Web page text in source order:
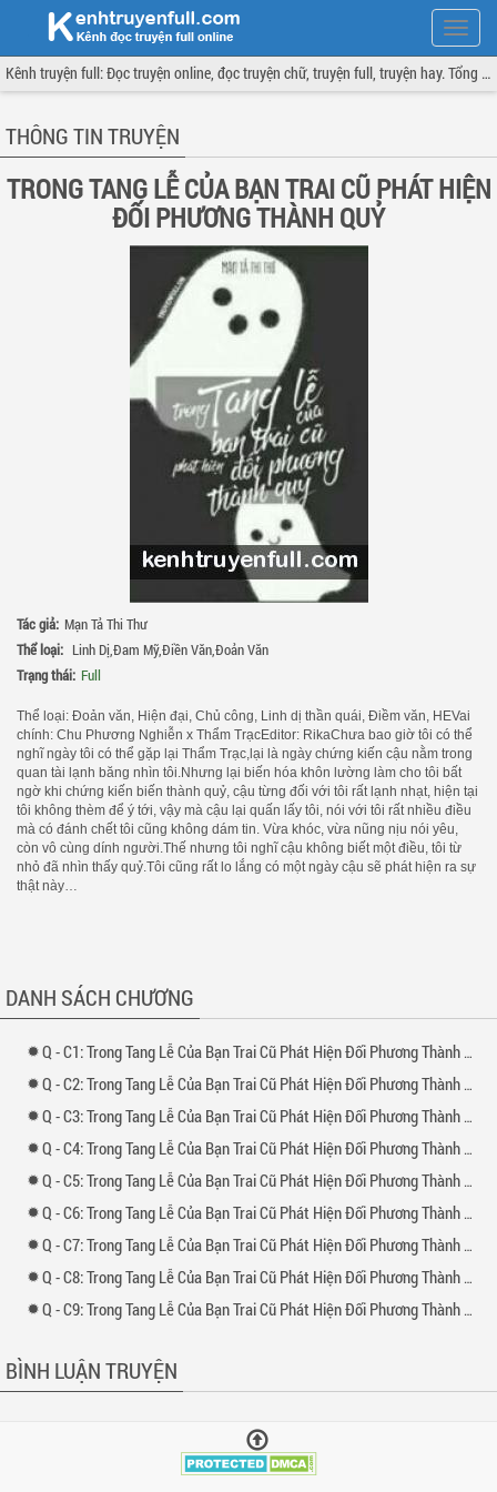
Hiện
menu
Kênh truyện full: Đọc truyện online, đọc truyện chữ, truyện full, truyện hay. Tổng hợp đầy đủ và cập nhật liên tục.
THÔNG TIN TRUYỆN
TRONG TANG LỄ CỦA BẠN TRAI CŨ PHÁT HIỆN
ĐỐI PHƯƠNG THÀNH QUỶ
Tác giả: Mạn Tả Thi Thư
Thể loại: Linh Dị,Đam Mỹ,Điền Văn,Đoản Văn
Trạng thái: Full
Thể loại: Đoản văn, Hiện đại, Chủ công, Linh dị thần quái, Điềm văn, HEVai
chính: Chu Phương Nghiễn x Thẩm TrạcEditor: RikaChưa bao giờ tôi có thể
nghĩ ngày tôi có thể gặp lại Thẩm Trạc,lại là ngày chứng kiến cậu nằm trong
quan tài lạnh băng nhìn tôi.Nhưng lại biến hóa khôn lường làm cho tôi bất
ngờ khi chứng kiến biến thành quỷ, cậu từng đối với tôi rất lạnh nhạt, hiện tại
tôi không thèm để ý tới, vậy mà cậu lại quấn lấy tôi, nói với tôi rất nhiều điều
mà có đánh chết tôi cũng không dám tin. Vừa khóc, vừa nũng nịu nói yêu,
còn vô cùng dính người.Thế nhưng tôi nghĩ cậu không biết một điều, tôi từ
nhỏ đã nhìn thấy quỷ.Tôi cũng rất lo lắng có một ngày cậu sẽ phát hiện ra sự
thật này…
DANH SÁCH CHƯƠNG
- 1: Trong Tang Lễ Của Bạn Trai Cũ Phát Hiện Đối Phương Thành Quỷ - Chương 1
- 2: Trong Tang Lễ Của Bạn Trai Cũ Phát Hiện Đối Phương Thành Quỷ - Chương 2
- 3: Trong Tang Lễ Của Bạn Trai Cũ Phát Hiện Đối Phương Thành Quỷ - Chương 3
- 4: Trong Tang Lễ Của Bạn Trai Cũ Phát Hiện Đối Phương Thành Quỷ - Chương 4
- 5: Trong Tang Lễ Của Bạn Trai Cũ Phát Hiện Đối Phương Thành Quỷ - Chương 5
- 6: Trong Tang Lễ Của Bạn Trai Cũ Phát Hiện Đối Phương Thành Quỷ - Chương 6
- 7: Trong Tang Lễ Của Bạn Trai Cũ Phát Hiện Đối Phương Thành Quỷ - Chương 7
- 8: Trong Tang Lễ Của Bạn Trai Cũ Phát Hiện Đối Phương Thành Quỷ - Chương 8
- 9: Trong Tang Lễ Của Bạn Trai Cũ Phát Hiện Đối Phương Thành Quỷ - Chương 9
BÌNH LUẬN TRUYỆN